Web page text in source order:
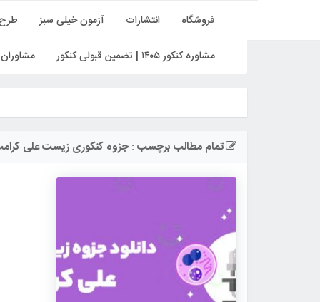
فروشگاه انتشارات آزمون خیلی سبز
مشاوره کنکور ۱۴۰۵ | تضمین قبولی کنکور
تمام مطالب برچسب : جزوه کنکوری زیست علی